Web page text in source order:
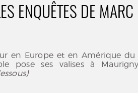
ENQUÊTES DE MARC
en Europe et en Amérique
pose ses valises à